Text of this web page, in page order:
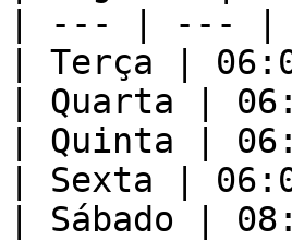
| --- | --- |
| Terça |
| Quarta |
| Quinta |
| Sexta |
| Sábado |